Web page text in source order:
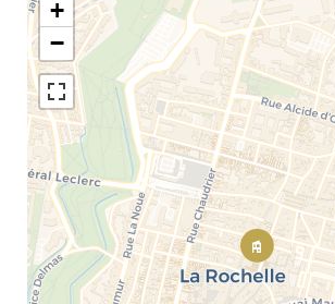
+
−